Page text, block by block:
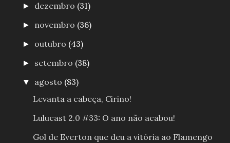
► dezembro (31)
► novembro (36)
► outubro (43)
► setembro (38)
▼ agosto (83)
Levanta a cabeça, Cirino!
Lulucast 2.0 #33: O ano não acabou!
Gol de Everton que deu a vitória ao Flamengo